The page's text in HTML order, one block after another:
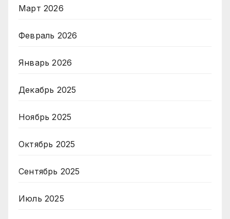
Март 2026
Февраль 2026
Январь 2026
Декабрь 2025
Ноябрь 2025
Октябрь 2025
Сентябрь 2025
Июль 2025